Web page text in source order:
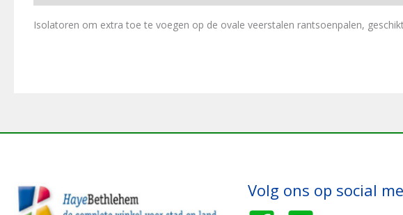
aantal
Isolatoren om extra toe te voegen op de ovale veerstalen rantsoenpalen,
Volg ons op social